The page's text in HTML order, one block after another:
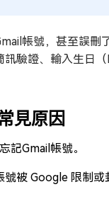
帳號，甚至誤
驗證、輸入生日
見原因
記Gmail帳號。
被 Google 限制或